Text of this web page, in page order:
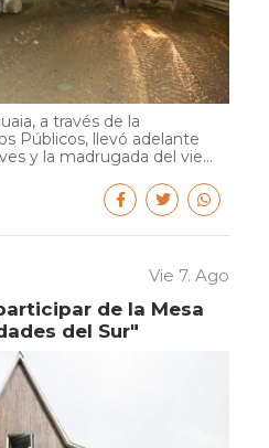
a través de la
Públicos, llevó adelante
y la madrugada del vie...
Vie 7. Ago
de la Mesa
del Sur"